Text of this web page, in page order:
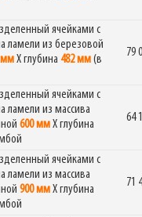
ячейками с
ламели из березовой
ммХ глубина 482 мм(в
79
ячейками с
ламели из массива
600 ммХ глубина
64
ячейками с
ламели из массива
900 ммХ глубина
71